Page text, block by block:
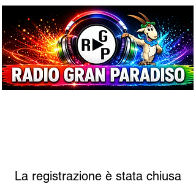
La registrazione è stata chiusa